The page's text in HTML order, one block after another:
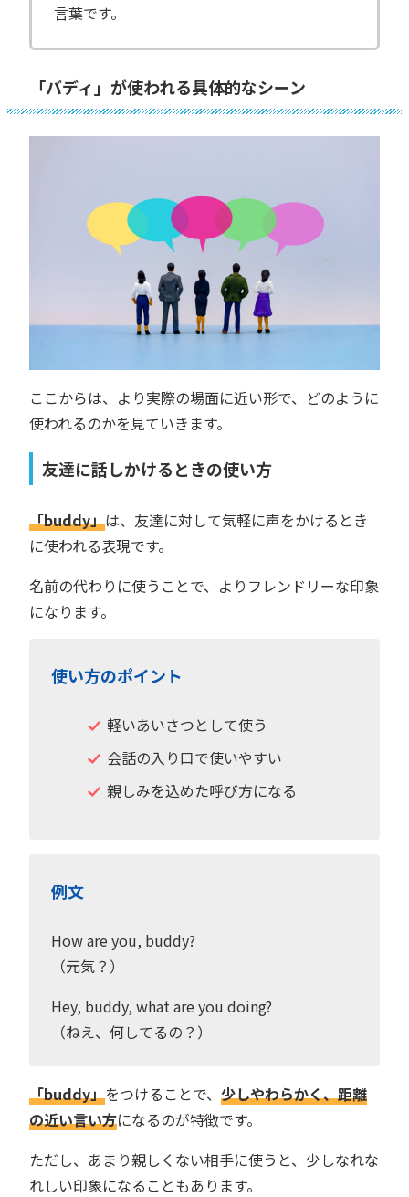
言葉です。
「バディ」が使われる具体的なシーン
ここからは、より実際の場面に近い形で、どのように
使われるのかを見ていきます。
友達に話しかけるときの使い方
「buddy」は、友達に対して気軽に声をかけるとき
に使われる表現です。
名前の代わりに使うことで、よりフレンドリーな印象
になります。
使い方のポイント
軽いあいさつとして使う
会話の入り口で使いやすい
親しみを込めた呼び方になる
例文
How are you, buddy?
（元気？）
Hey, buddy, what are you doing?
（ねえ、何してるの？）
「buddy」をつけることで、 少しやわらかく、距離
の近い言い方になるのが特徴です。
ただし、あまり親しくない相手に使うと、少しなれな
れしい印象になることもあります。